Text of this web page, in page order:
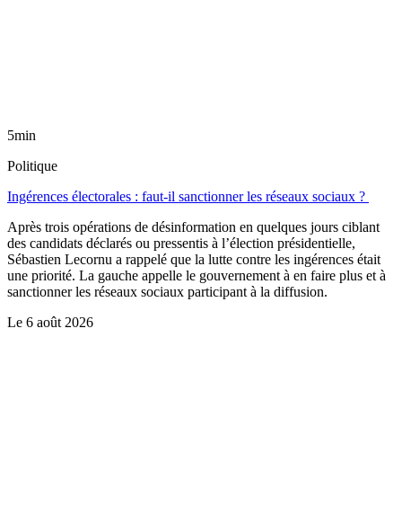
5min
Politique
Ingérences électorales : faut-il sanctionner les réseaux sociaux ?
Après trois opérations de désinformation en quelques jours ciblant
des candidats déclarés ou pressentis à l’élection présidentielle,
Sébastien Lecornu a rappelé que la lutte contre les ingérences était
une priorité. La gauche appelle le gouvernement à en faire plus et à
sanctionner les réseaux sociaux participant à la diffusion.
Le 6 août 2026